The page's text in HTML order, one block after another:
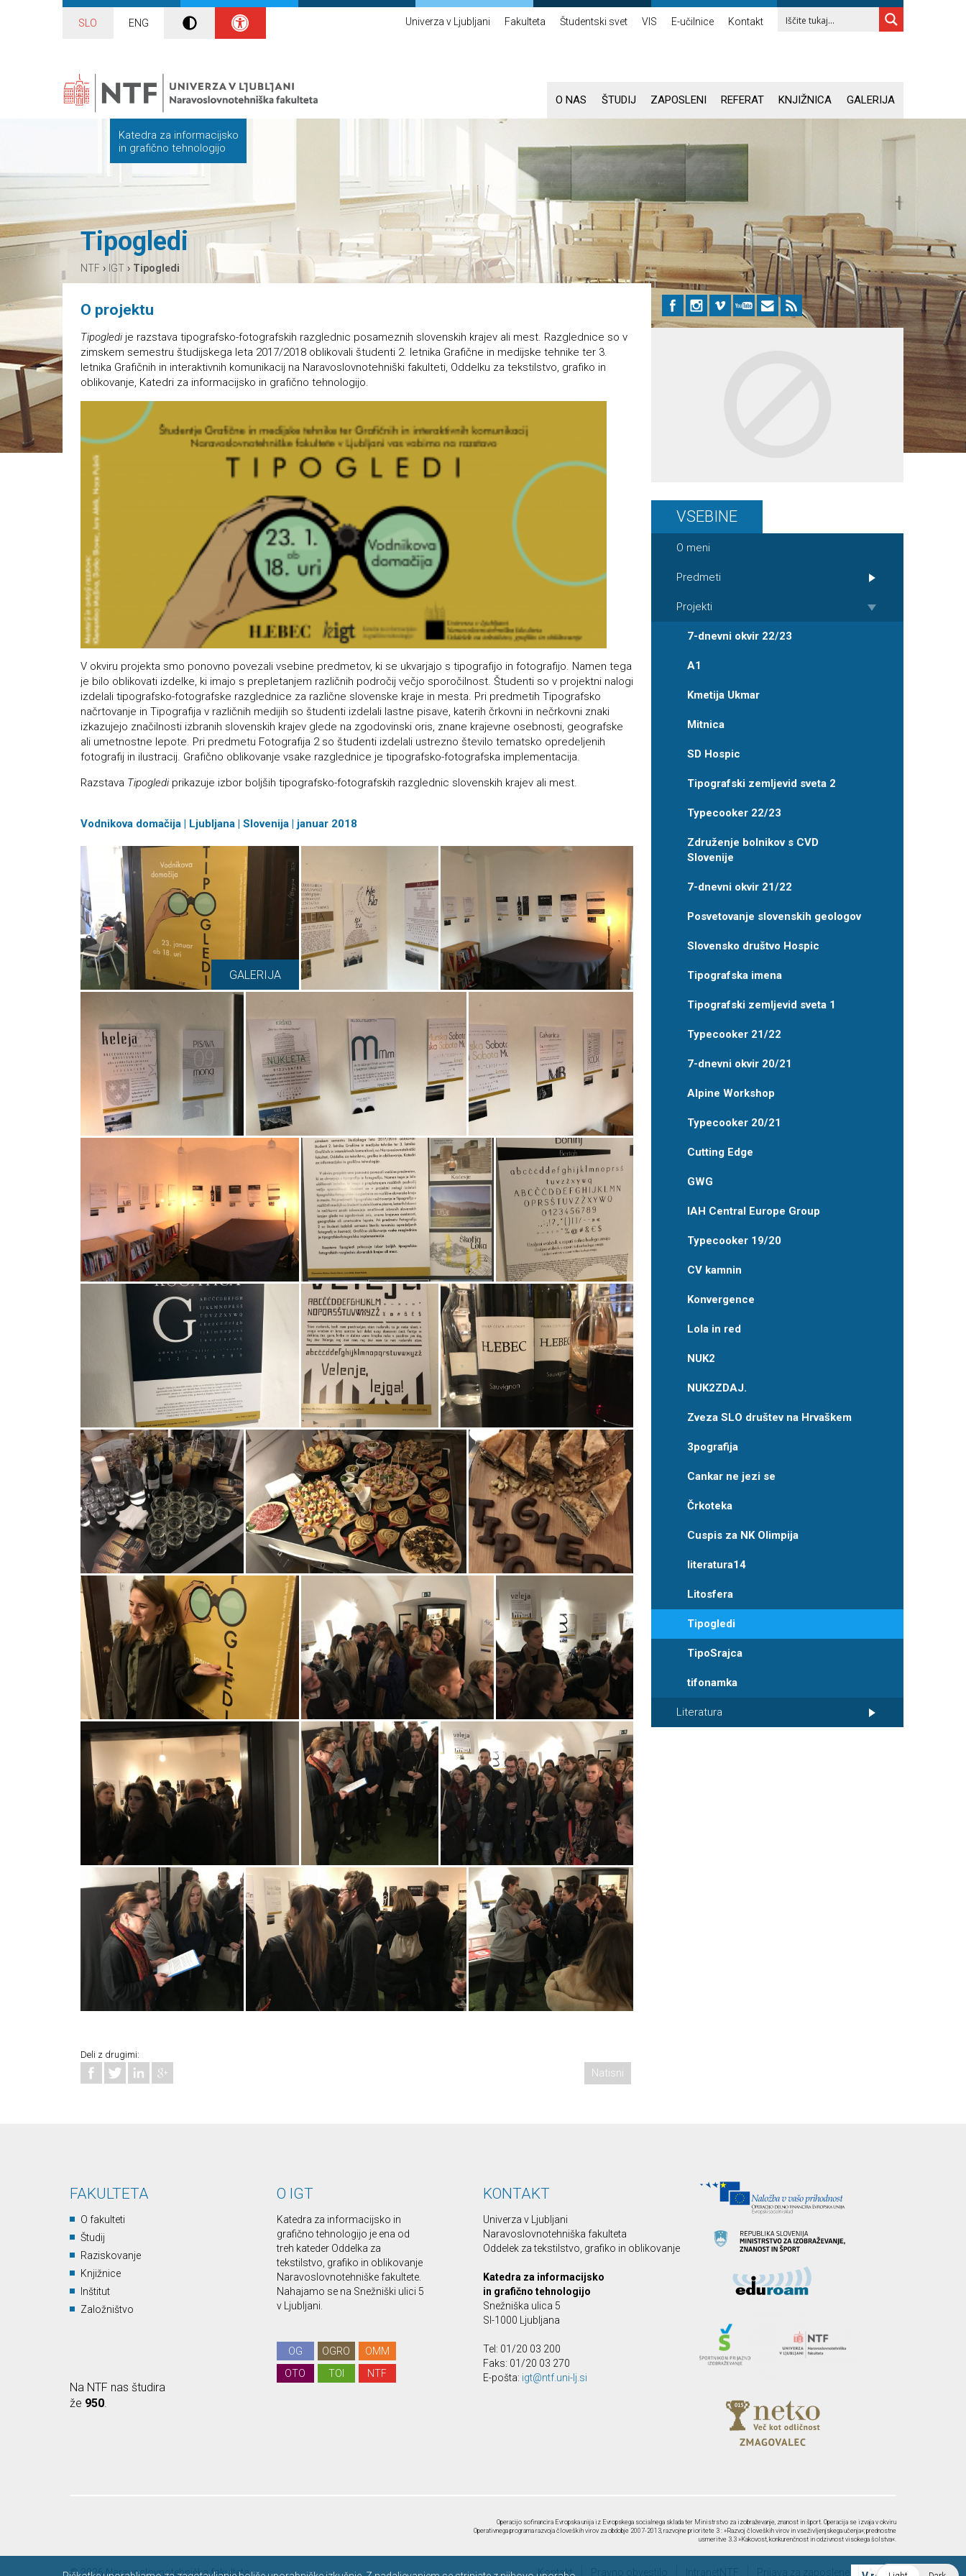
SLO ENG Univerza v Ljubljani Fakulteta Študentski svet VIS E-učilnice Kontakt
Katedra za informacijsko
in grafično tehnologijo
O NAS ŠTUDIJ ZAPOSLENI REFERAT KNJIŽNICA GALERIJA
Tipogledi
NTF › IGT › Tipogledi
O projektu
Tipogledi je razstava tipografsko-fotografskih razglednic posameznih slovenskih krajev ali mest. Razglednice so v
zimskem semestru študijskega leta 2017/2018 oblikovali študenti 2. letnika Grafične in medijske tehnike ter 3.
letnika Grafičnih in interaktivnih komunikacij na Naravoslovnotehniški fakulteti, Oddelku za tekstilstvo, grafiko in
oblikovanje, Katedri za informacijsko in grafično tehnologijo.
V okviru projekta smo ponovno povezali vsebine predmetov, ki se ukvarjajo s tipografijo in fotografijo. Namen tega
je bilo oblikovati izdelke, ki imajo s prepletanjem različnih področij večjo sporočilnost. Študenti so v projektni nalogi
izdelali tipografsko-fotografske razglednice za različne slovenske kraje in mesta. Pri predmetih Tipografsko
načrtovanje in Tipografija v različnih medijih so študenti izdelali lastne pisave, katerih črkovni in nečrkovni znaki
izkazujejo značilnosti izbranih slovenskih krajev glede na zgodovinski oris, znane krajevne osebnosti, geografske
ali umetnostne lepote. Pri predmetu Fotografija 2 so študenti izdelali ustrezno število tematsko opredeljenih
fotografij in ilustracij. Grafično oblikovanje vsake razglednice je tipografsko-fotografska implementacija.
Razstava Tipogledi prikazuje izbor boljših tipografsko-fotografskih razglednic slovenskih krajev ali mest.
Vodnikova domačija | Ljubljana | Slovenija | januar 2018
GALERIJA
Deli z drugimi:
Natisni
VSEBINE
O meni
Predmeti
Projekti
7-dnevni okvir 22/23
A1
Kmetija Ukmar
Mitnica
SD Hospic
Tipografski zemljevid sveta 2
Typecooker 22/23
Združenje bolnikov s CVD
Slovenije
7-dnevni okvir 21/22
Posvetovanje slovenskih geologov
Slovensko društvo Hospic
Tipografska imena
Tipografski zemljevid sveta 1
Typecooker 21/22
7-dnevni okvir 20/21
Alpine Workshop
Typecooker 20/21
Cutting Edge
GWG
IAH Central Europe Group
Typecooker 19/20
CV kamnin
Konvergence
Lola in red
NUK2
NUK2ZDAJ.
Zveza SLO društev na Hrvaškem
3pografija
Cankar ne jezi se
Črkoteka
Cuspis za NK Olimpija
literatura14
Litosfera
Tipogledi
TipoSrajca
tifonamka
Literatura
FAKULTETA
O fakulteti
Študij
Raziskovanje
Knjižnice
Inštitut
Založništvo
O IGT
Katedra za informacijsko in
grafično tehnologijo je ena od
treh kateder Oddelka za
tekstilstvo, grafiko in oblikovanje
Naravoslovnotehniške fakultete.
Nahajamo se na Snežniški ulici 5
v Ljubljani.
OG OGRO
OMM
OTO
TOI NTF
KONTAKT
Univerza v Ljubljani
Naravoslovnotehniška fakulteta
Oddelek za tekstilstvo, grafiko in oblikovanje
Katedra za informacijsko
in grafično tehnologijo
Snežniška ulica 5
SI-1000 Ljubljana
Tel: 01/20 03 200
Faks: 01/20 03 270
E-pošta: igt@ntf.uni-lj.si
Na NTF nas študira
že 950
Operacijo sofinancira Evropska unija iz Evropskega socialnega sklada ter Ministrstvo za izobraževanje, znanost in šport. Operacija se izvaja v okviru
Operativnega programa razvoja človeških virov za obdobje 2007-2013, razvojne prioritete 3 : »Razvoj človeških virov in vseživljenjskega učenja«; prednostne
usmeritve 3.3 »Kakovost, konkurenčnost in odzivnost visokega šolstva«.
© 2026 Naravoslovnotehniška fakulteta. Kontakt Pravno obvestilo IntranetNTF Prijava za zaposlene Avtorji